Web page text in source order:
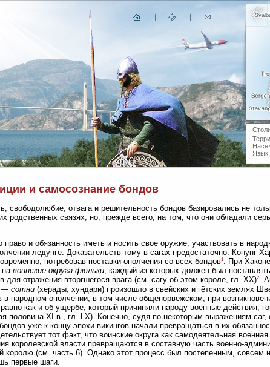
Язык:
и самосознание бондов
свободолюбие, отвага и решительность бондов базировались не
родственных связях, но, прежде всего, на том, что они обладали
право и обязанность иметь и носить свое оружие, участвовать в
ледунге. Доказательств тому в сагах предостаточно. Конунг
потребовав поставки ополчения со всех бондов1. При
на воинские округа-фюльки, каждый из которых должен был
для отражения вторгшегося врага (см. сагу об этом короле, гл. XX)2.
— сотни (херады, хундари) произошло в свейских и гётских землях
народном ополчении, в том числе общенорвежском, при
как и об ущербе, который причиняли народу военные действия,
половина XI в., гл. LX). Конечно, судя по некоторым выражениям саг,
уже к концу эпохи викингов начали превращаться в их
тот факт, что воинские округа как самодеятельная военная
королевской власти превращаются в составную часть военно-
королю (см. часть 6). Однако этот процесс был постепенным, совсем
первые шаги.